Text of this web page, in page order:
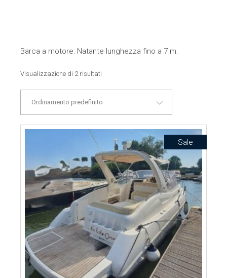
Barca a motore: Natante lunghezza fino a 7 m.
Visualizzazione di 2 risultati
Ordinamento predefinito
Sale